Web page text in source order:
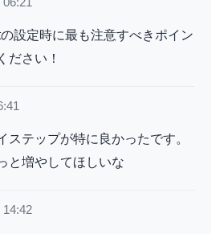
設定時に最も注意すべきポイン
ださい！
ステップが特に良かったです。
と増やしてほしいな
14:42